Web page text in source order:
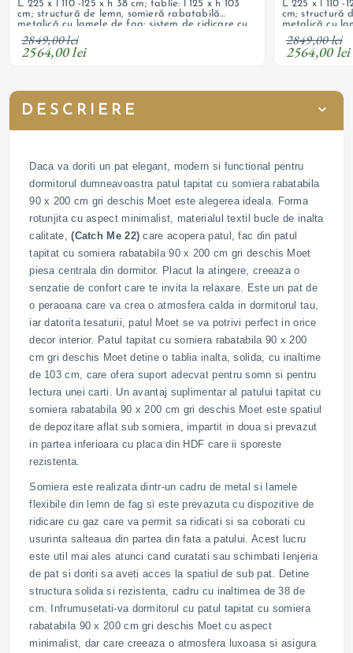
L 225 x l 110 -125 x h 38 cm; tablie: l 125 x h 103
cm; structură de lemn, somieră rabatabilă
metalică cu lamele de fag; sistem de ridicare cu
pistoane pe gaz; ladă de depozitare, tapițerie
din material textil bucle; necesită saltea
2849,00 lei
2564,00 lei
L 225 x l 110 -
cm; structură
metalică cu
pistoane pe
din material
2849,00 lei
2564,00 lei
DESCRIERE
Daca va doriti un pat elegant, modern si functional pentru
dormitorul dumneavoastra patul tapitat cu somiera rabatabila
90 x 200 cm gri deschis Moet este alegerea ideala. Forma
rotunjita cu aspect minimalist, materialul textil bucle de inalta
calitate,(Catch Me 22) care acopera patul, fac din patul
tapitat cu somiera rabatabila 90 x 200 cm gri deschis Moet
piesa centrala din dormitor. Placut la atingere, creeaza o
senzatie de confort care te invita la relaxare. Este un pat de
o peraoana care va crea o atmosfera calda in dormitorul tau,
iar datorita tesaturii, patul Moet se va potrivi perfect in orice
decor interior. Patul tapitat cu somiera rabatabila 90 x 200
cm gri deschis Moet detine o tablia inalta, solida, cu inaltime
de 103 cm, care ofera suport adecvat pentru somn si pentru
lectura unei carti. Un avantaj suplimentar al patului tapitat cu
somiera rabatabila 90 x 200 cm gri deschis Moet este spatiul
de depozitare aflat sub somiera, impartit in doua si prevazut
in partea inferioara cu placa din HDF care ii sporeste
rezistenta.
Somiera este realizata dintr-un cadru de metal si lamele
flexibile din lemn de fag si este prevazuta cu dispozitive de
ridicare cu gaz care va permit sa ridicati si sa coborati cu
usurinta salteaua din partea din fata a patului. Acest lucru
este util mai ales atunci cand curatati sau schimbati lenjeria
de pat si doriti sa aveti acces la spatiul de sub pat. Detine
structura solida si rezistenta, cadru cu inaltimea de 38 de
cm. Infrumusetati-va dormitorul cu patul tapitat cu somiera
rabatabila 90 x 200 cm gri deschis Moet cu aspect
minimalist, dar care creeaza o atmosfera luxoasa si asigura